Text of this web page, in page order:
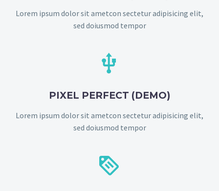
Lorem ipsum dolor sit ametcon sectetur adipisicing elit,
sed doiusmod tempor


PIXEL PERFECT (DEMO)
Lorem ipsum dolor sit ametcon sectetur adipisicing elit,
sed doiusmod tempor

